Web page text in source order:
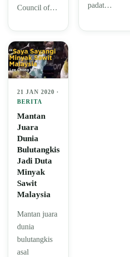
Council of…
padat…
21 JAN 2020 ·
BERITA
Mantan
Juara
Dunia
Bulutangkis
Jadi Duta
Minyak
Sawit
Malaysia
Mantan juara
dunia
bulutangkis
asal